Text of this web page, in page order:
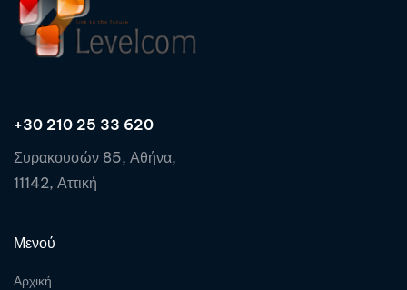
+30 210 25 33 620
Συρακουσών 85, Αθήνα,
11142, Αττική
Μενού
Αρχική